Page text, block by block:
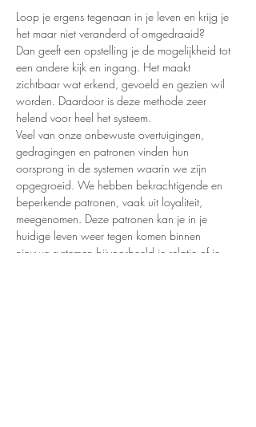
Loop je ergens tegenaan in je leven en krijg je
het maar niet veranderd of omgedraaid?
Dan geeft een opstelling je de mogelijkheid tot
een andere kijk en ingang. Het maakt
zichtbaar wat erkend, gevoeld en gezien wil
worden. Daardoor is deze methode zeer
helend voor heel het systeem.
Veel van onze onbewuste overtuigingen,
gedragingen en patronen vinden hun
oorsprong in de systemen waarin we zijn
opgegroeid. We hebben bekrachtigende en
beperkende patronen, vaak uit loyaliteit,
meegenomen. Deze patronen kan je in je
huidige leven weer tegen komen binnen
nieuwe systemen bijvoorbeeld je relatie of je